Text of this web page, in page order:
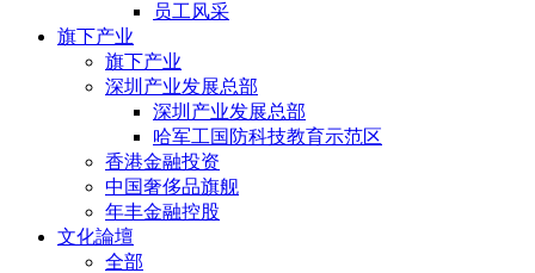
员工风采
旗下产业
旗下产业
深圳产业发展总部
深圳产业发展总部
哈军工国防科技教育示范区
香港金融投资
中国奢侈品旗舰
年丰金融控股
文化論壇
全部